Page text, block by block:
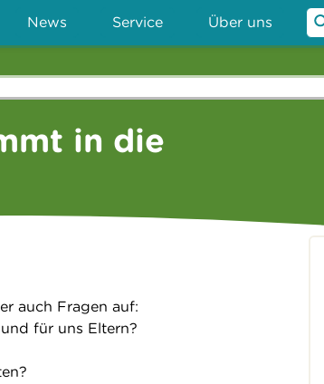
News Service Über uns
in die
auch Fragen auf:
für uns Eltern?